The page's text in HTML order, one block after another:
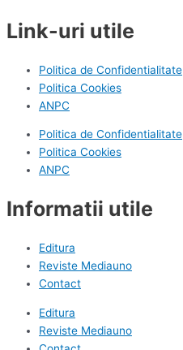
Link-uri utile
Politica de Confidentialitate
Politica Cookies
ANPC
Politica de Confidentialitate
Politica Cookies
ANPC
Informatii utile
Editura
Reviste Mediauno
Contact
Editura
Reviste Mediauno